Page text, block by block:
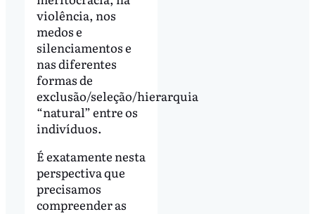
violência, nos
medos e
silenciamentos e
nas diferentes
formas de
exclusão/seleção/hierarquia
“natural” entre os
indivíduos.
É exatamente nesta
perspectiva que
precisamos
compreender as